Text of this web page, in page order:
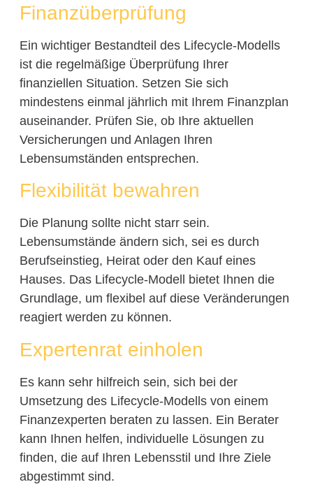
Finanzüberprüfung
Ein wichtiger Bestandteil des Lifecycle-Modells
ist die regelmäßige Überprüfung Ihrer
finanziellen Situation. Setzen Sie sich
mindestens einmal jährlich mit Ihrem Finanzplan
auseinander. Prüfen Sie, ob Ihre aktuellen
Versicherungen und Anlagen Ihren
Lebensumständen entsprechen.
Flexibilität bewahren
Die Planung sollte nicht starr sein.
Lebensumstände ändern sich, sei es durch
Berufseinstieg, Heirat oder den Kauf eines
Hauses. Das Lifecycle-Modell bietet Ihnen die
Grundlage, um flexibel auf diese Veränderungen
reagiert werden zu können.
Expertenrat einholen
Es kann sehr hilfreich sein, sich bei der
Umsetzung des Lifecycle-Modells von einem
Finanzexperten beraten zu lassen. Ein Berater
kann Ihnen helfen, individuelle Lösungen zu
finden, die auf Ihren Lebensstil und Ihre Ziele
abgestimmt sind.